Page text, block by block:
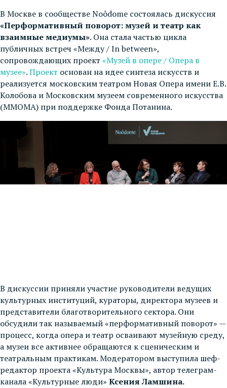
В Москве в сообществе Noôdome состоялась дискуссия
«Перформативный поворот: музей и театр как
взаимные медиумы». Она стала частью цикла
публичных встреч «Между / In between»,
сопровождающих проект «Музей в опере / Опера в
музее».Проект основан на идее синтеза искусств и
реализуется московским театром Новая Опера имени Е.В.
Колобова и Московским музеем современного искусства
(ММОМА) при поддержке Фонда Потанина.
В дискуссии приняли участие руководители ведущих
культурных институций, кураторы, директора музеев и
представители благотворительного сектора. Они
обсудили так называемый «перформативный поворот» —
процесс, когда опера и театр осваивают музейную среду,
а музеи все активнее обращаются к сценическим и
театральным практикам. Модератором выступила шеф-
редактор проекта «Культура Москвы», автор телеграм-
канала «Культурные люди» Ксения Ламшина.